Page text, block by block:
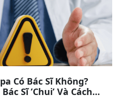
Có Bác Sĩ Không?
Sĩ ’Chui’ Và Cách